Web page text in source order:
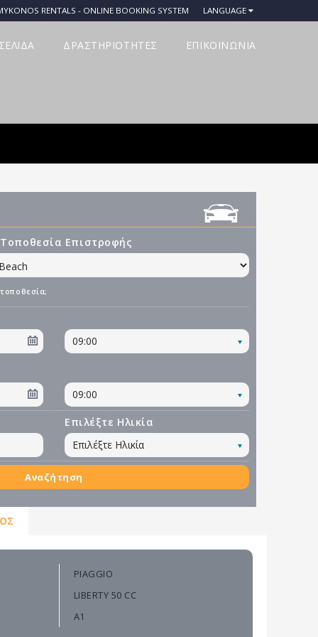
RENTALS - ONLINE BOOKING SYSTEM LANGUAGE
ΔΡΑΣΤΗΡΙΟΤΗΤΕΣ ΕΠΙΚΟΙΝΩΝΙΑ
Επιστροφής
09:00
09:00
Επιλέξτε Ηλικία
Επιλέξτε Ηλικία
Αναζήτηση
PIAGGIO
LIBERTY 50 CC
A1